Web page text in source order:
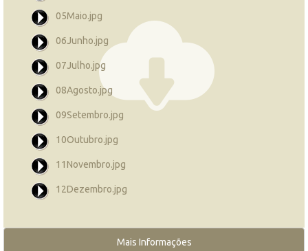
05Maio.jpg
06Junho.jpg
07Julho.jpg
08Agosto.jpg
09Setembro.jpg
10Outubro.jpg
11Novembro.jpg
12Dezembro.jpg
Mais Informações